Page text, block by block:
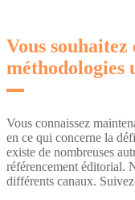
Vous
méthodologies
Vous connaissez
en ce qui concerne la
existe de nombreuses
référencement éditorial.
différents canaux.